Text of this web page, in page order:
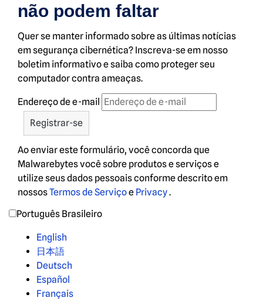
não podem faltar
Quer se manter informado sobre as últimas notícias
em segurança cibernética? Inscreva-se em nosso
boletim informativo e saiba como proteger seu
computador contra ameaças.
Endereço de e-mail
Ao enviar este formulário, você concorda que
Malwarebytes você sobre produtos e serviços e
utilize seus dados pessoais conforme descrito em
nossosTermos de Serviçoe Privacy.
Português Brasileiro
English
日本語
Deutsch
Español
Français